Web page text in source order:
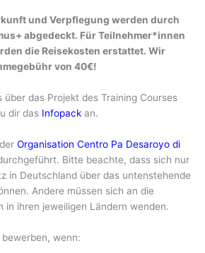
und Verpflegung werden durch
abgedeckt. Für Teilnehmer*innen
die Reisekosten erstattet. Wir
von 40€!
über das Projekt des Training Courses
dir das Infopack an.
Organisation Centro Pa Desaroyo di
Bitte beachte, dass sich nur
in Deutschland über das untenstehende
Andere müssen sich an die
in ihren jeweiligen Ländern wenden.
wenn: